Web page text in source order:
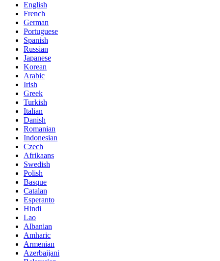
English
French
German
Portuguese
Spanish
Russian
Japanese
Korean
Arabic
Irish
Greek
Turkish
Italian
Danish
Romanian
Indonesian
Czech
Afrikaans
Swedish
Polish
Basque
Catalan
Esperanto
Hindi
Lao
Albanian
Amharic
Armenian
Azerbaijani